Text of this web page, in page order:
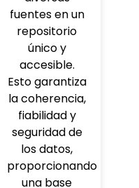
fuentes en un
repositorio
único y
accesible.
Esto garantiza
la coherencia,
fiabilidad y
seguridad de
los datos,
proporcionando
una base